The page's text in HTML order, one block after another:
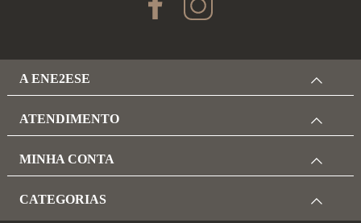
A ENE2ESE
ATENDIMENTO
MINHA CONTA
CATEGORIAS